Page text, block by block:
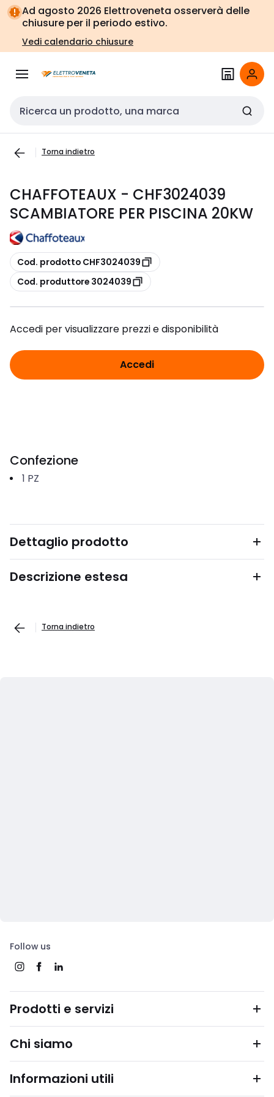
Vai alla
navigazione
Vai
alla
pagina
Ad agosto 2026 Elettroveneta osserverà delle
chiusure per il periodo estivo.
Vedi calendario chiusure
Cerca input
Torna indietro
CHAFFOTEAUX - CHF3024039
SCAMBIATORE PER PISCINA 20KW
copia
Cod. prodotto CHF3024039
copia
Cod. produttore 3024039
Accedi per visualizzare prezzi e disponibilità
Accedi
Confezione
1 PZ
Dettaglio prodotto
Descrizione estesa
Torna indietro
Follow us
Prodotti e servizi
Chi siamo
Informazioni utili